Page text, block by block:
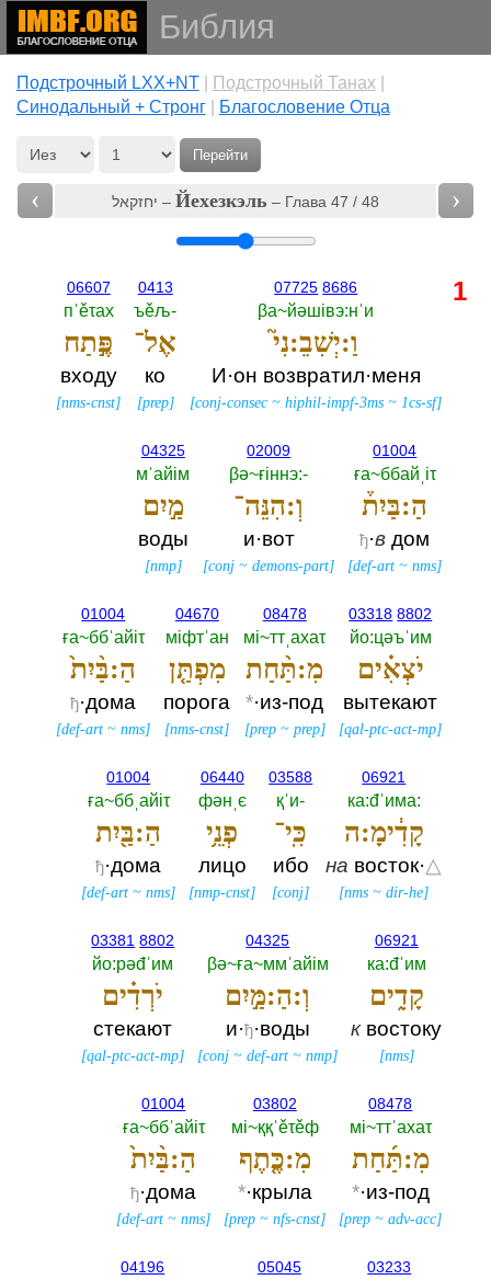
Библия
Подстрочный LXX+NT| Подстрочный Танах
Cинодальный + Стронг| Благословение Отца
Перейти
‹ יחזקאל – Йехезкэль – Глава 47 / 48 ›
07725 8686
βа~йәшiвэ:нˈи
וַ:יְשִׁבֵ:נִי֮
И·он возвратил·меня
[conj-consec ~hiphil-impf-3ms ~1cs-sf]
0413
ъěљ-‎
אֶל־
ко
[prep]
06607
пˈěτах
פֶּ֣תַח
входу
[nms-cnst]
01004
ға~ббайˌiτ
הַ:בַּיִת֒
ђ·в дом
[def-art ~nms]
02009
βә~ғiннэ:-‎
וְ:הִנֵּה־
и·вот
[conj ~demons-part]
04325
мˈайiм
מַ֣יִם
воды
[nmp]
03318 8802
йо:цәъˈим
יֹצְאִ֗ים
вытекают
[qal-ptc-act-mp]
08478
мi~ттˌахаτ
מִ:תַּ֨חַת
*·из-под
[prep~ prep]
04670
мiфтˈан
מִפְתַּ֤ן
порога
[nms-cnst]
01004
ға~ббˈайiτ
הַ:בַּ֨יִת֙
ђ·дома
[def-art ~nms]
06921
ка:đˈима:‎
קָדִ֔ימָ:ה
на восток·△
[nms ~dir-he]
03588
қˈи-‎
כִּֽי־
ибо
[conj]
06440
фәнˌє
פְנֵ֥י
лицо
[nmp-cnst]
01004
ға~ббˌайiτ
הַ:בַּ֖יִת
ђ·дома
[def-art ~nms]
06921
ка:đˈим
קָדִ֑ים
квостоку
[nms]
04325
βә~ға~ммˈайiм
וְ:הַ:מַּ֣יִם
и·ђ·воды
[conj ~def-art ~nmp]
03381 8802
йо:рәđˈим
יֹרְדִ֗ים
стекают
[qal-ptc-act-mp]
08478
мi~ттˈахаτ
מִ:תַּ֜חַת
*·из-под
[prep ~adv-acc]
03802
мi~ққˈěτěф
מִ:כֶּ֤תֶף
*·крыла
[prep ~nfs-cnst]
01004
ға~ббˈайiτ
הַ:בַּ֨יִת֙
ђ·дома
[def-art ~nms]
03233
05045
04196
1